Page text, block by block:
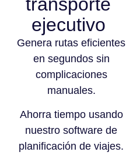
ejecutivo
Genera rutas eficientes
en segundos sin
complicaciones
manuales.
Ahorra tiempo usando
nuestro software de
planificación de viajes.